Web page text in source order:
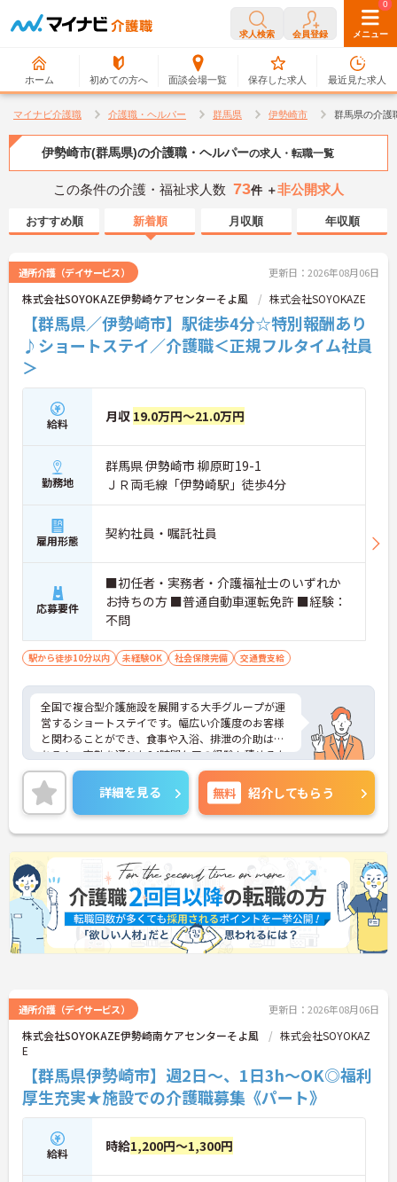
求人検索 会員登録 メニュー
ホーム 初めての方へ 面談会場一覧
0
保存した求人
0
最近見た求人
マイナビ介護職 介護職・ヘルパー 群馬県 伊勢崎市 群馬県の介護
伊勢崎市(群馬県)の介護職・ヘルパーの求人・転職一覧
この条件の介護・福祉求人数 73件 ＋非公開求人
おすすめ順 新着順 月収順 年収順
通所介護（デイサービス） 更新日：2026年08月06日
株式会社SOYOKAZE伊勢崎ケアセンターそよ風 株式会社SOYOKAZE
【群馬県／伊勢崎市】駅徒歩4分☆特別報酬あり
♪ショートステイ／介護職＜正規フルタイム社員
＞
給料 月収 19.0万円～21.0万円
勤務地
群馬県 伊勢崎市 柳原町19-1
ＪＲ両毛線「伊勢崎駅」徒歩4分
雇用形態 契約社員・嘱託社員
応募要件
■初任者・実務者・介護福祉士のいずれか
お持ちの方 ■普通自動車運転免許 ■経験：
不問
駅から徒歩10分以内 未経験OK 社会保険完備 交通費支給
全国で複合型介護施設を展開する大手グループが運
営するショートステイです。幅広い介護度のお客様
と関わることができ、食事や入浴、排泄の介助はも
ちろん、夜勤を通じた24時間ケアの経験も積めるた
め、スキルアップを目指す方に最適な環境です。有
給休暇とは別に年間17日間のリフレッシュ休暇が付
与され、平日の取得もしやすいため、ご家族との時
間やご自身の趣味など、プライベートを大切にしな
がら無理なく働き続けられます。髪色やネイルなど
も原則自由となっており、ご自身のスタイルを保ち
ながらいきいきと働ける点も魅力です。また、賞与
とは別に個人の評価等に応じて支払われる特別報酬
制度があり、頑張りがしっかりと還元されます。定
年後も70歳まで再雇用制度を利用して働けるため、
将来を見据えて長く安定したキャリアを築いていき
たい方にも大変おすすめの求人です。
す】
るため、着実に知識と技術を身につけられます
けられるので、安心して業務をスタートできます
【リフレッシュ休暇を活用して無理なく長く働ける
環境です】
・有給休暇とは別に年間17日間のリフレッシュ休暇
があるため、心身ともにしっかりと休むことができ
ます
詳細を見る 無料 紹介してもらう
通所介護（デイサービス） 更新日：2026年08月06日
株式会社SOYOKAZE伊勢崎南ケアセンターそよ風
株式会社SOYOKAZ
E
【群馬県伊勢崎市】週2日～、1日3h～OK◎福利
厚生充実★施設での介護職募集《パート》
給料 時給1,200円～1,300円